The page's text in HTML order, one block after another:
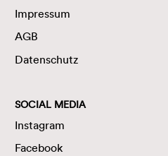
Impressum
AGB
Datenschutz
SOCIAL MEDIA
Instagram
Facebook